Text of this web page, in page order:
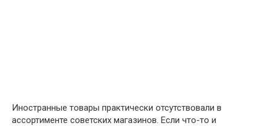
Иностранные товары практически отсутствовали в
ассортименте советских магазинов. Если что-то и